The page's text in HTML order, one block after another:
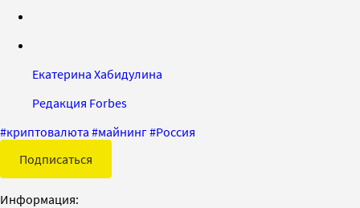
Екатерина Хабидулина
Редакция Forbes
#криптовалюта #майнинг#Россия
Подписаться
Информация: